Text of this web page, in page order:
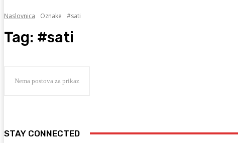
Naslovnica Oznake #sati
Tag: #sati
Nema postova za prikaz
STAY CONNECTED